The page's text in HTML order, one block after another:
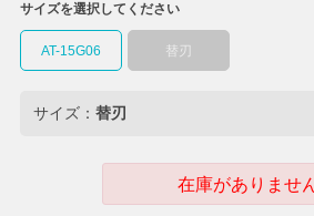
サイズを選択してください
AT-15G06 替刃
サイズ： 替刃
在庫がありません